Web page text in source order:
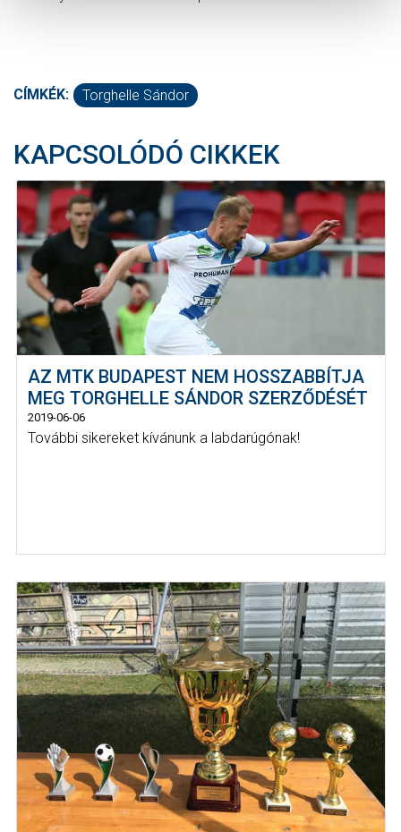
CÍMKÉK: Torghelle Sándor
KAPCSOLÓDÓ CIKKEK
AZ MTK BUDAPEST NEM HOSSZABBÍTJA
MEG TORGHELLE SÁNDOR SZERZŐDÉSÉT
2019-06-06
További sikereket kívánunk a labdarúgónak!